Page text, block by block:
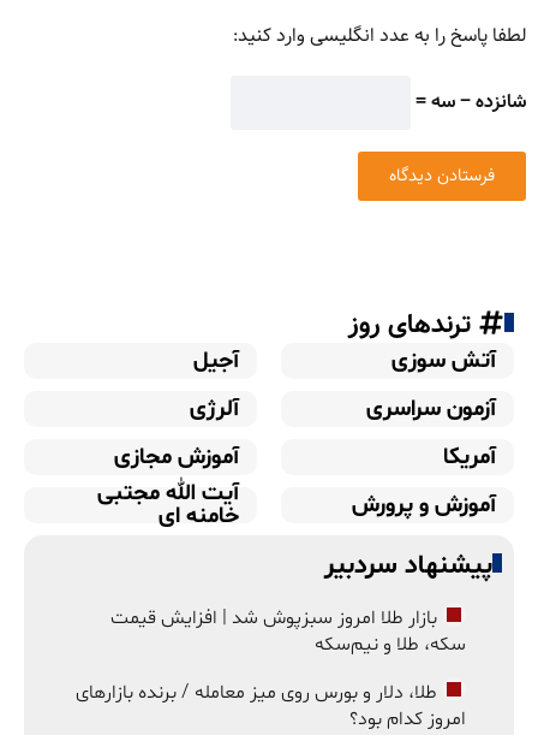
لطفا پاسخ را به عدد انگلیسی وارد کنید:
شانزده − سه =
ترندهای روز
آتش سوزی
آجیل
آزمون سراسری
آلرژی
آمریکا
آموزش مجازی
آموزش و پرورش
آیت الله مجتبی
خامنه ای
پیشنهاد سردبیر
بازار طلا امروز سبزپوش شد | افزایش قیمت
سکه، طلا و نیم‌سکه
طلا، دلار و بورس روی میز معامله / برنده بازارهای
امروز کدام بود؟